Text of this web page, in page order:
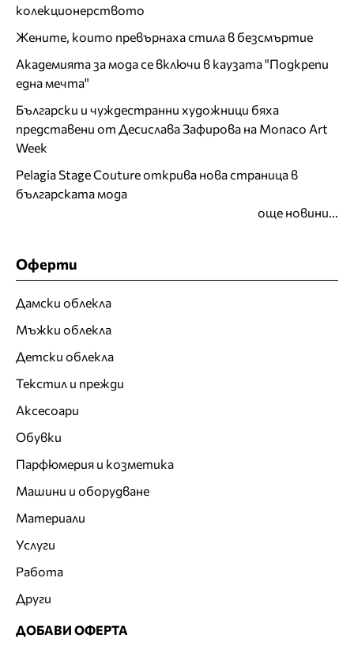
колекционерството
Жените, които превърнаха стила в безсмъртие
Академията за мода се включи в каузата "Подкрепи
една мечта"
Български и чуждестранни художници бяха
представени от Десислава Зафирова на Monaco Art
Week
Pelagia Stage Couture открива нова страница в
българската мода
още новини...
Оферти
Дамски облекла
Мъжки облекла
Детски облекла
Текстил и прежди
Аксесоари
Обувки
Парфюмерия и козметика
Машини и оборудване
Материали
Услуги
Работа
Други
ДОБАВИ ОФЕРТА